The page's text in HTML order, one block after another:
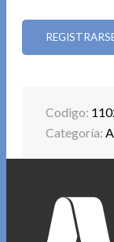
Este cable de
respaldo de los
– OD A700
– Calidad 8k
Codigo:
Categoría: